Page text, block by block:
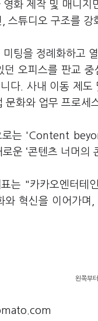
영화 제작 및 매니
튜디오 구조를 강
팅을 정례화하고
던 오피스를 판교
다. 사내 이동 제
문화와 업무 프로세
로는 'Content
운 ‘콘텐츠 너머의
표는 "카카오엔터
와 혁신을 이어가며
왼쪽부